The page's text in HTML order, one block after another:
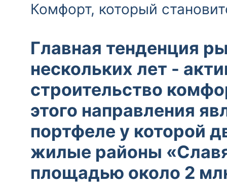
Комфорт, который
Главная тенденция
нескольких лет -
строительство
этого направления
портфеле у которой
жилые районы
площадью около 2